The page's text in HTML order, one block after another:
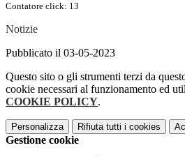
Contatore click: 13
Notizie
Pubblicato il 03-05-2023
Questo sito o gli strumenti terzi da
cookie necessari al funzionamento ed
COOKIE POLICY.
Personalizza Rifiuta tutti i cookies
Gestione cookie